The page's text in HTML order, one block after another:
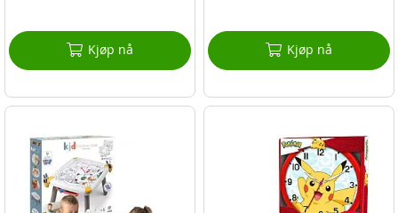
Kjøp nå Kjøp nå